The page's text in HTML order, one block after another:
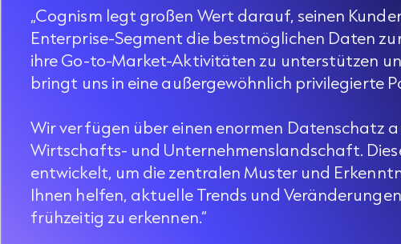
„Cognism legt großen Wert darauf, seinen
Enterprise-Segment die bestmöglichen Daten
ihre Go-to-Market-Aktivitäten zu unterstützen
bringt uns in eine außergewöhnlich privilegierte
Wir verfügen über einen enormen Datenschatz
Wirtschafts- und Unternehmenslandschaft.
entwickelt, um die zentralen Muster und
Ihnen helfen, aktuelle Trends und
frühzeitig zu erkennen.“